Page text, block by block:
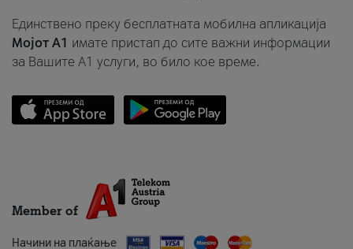
Единствено преку бесплатната мобилна апликација
Мојот A1 имате пристап до сите важни информации
за Вашите A1 услуги, во било кое време.
Member of
Начини на плаќање